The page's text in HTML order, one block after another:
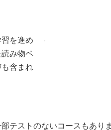
を進め
み物ペ
含まれ
テストのないコースもあり